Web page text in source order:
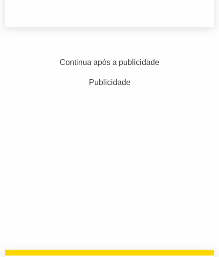
Continua após a publicidade
Publicidade